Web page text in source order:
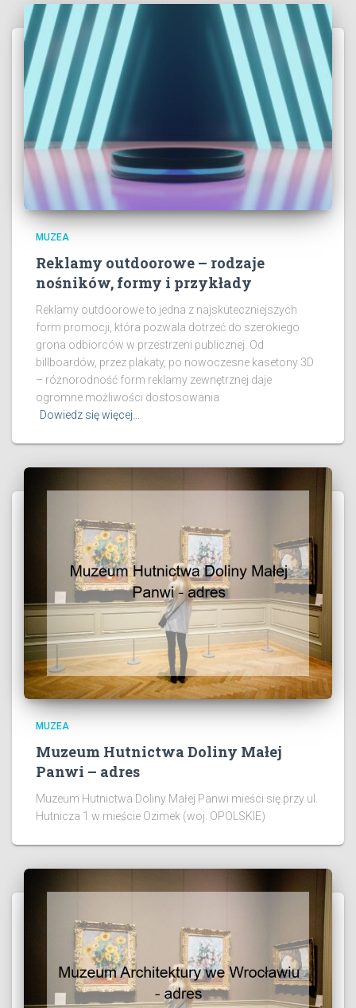
MUZEA
Reklamy outdoorowe – rodzaje
nośników, formy i przykłady
Reklamy outdoorowe to jedna z najskuteczniejszych
form promocji, która pozwala dotrzeć do szerokiego
grona odbiorców w przestrzeni publicznej. Od
billboardów, przez plakaty, po nowoczesne kasetony 3D
– różnorodność form reklamy zewnętrznej daje
ogromne możliwości dostosowania
Dowiedz się więcej…
MUZEA
Muzeum Hutnictwa Doliny Małej
Panwi – adres
Muzeum Hutnictwa Doliny Małej Panwi mieści się przy ul.
Hutnicza 1 w mieście Ozimek (woj. OPOLSKIE)